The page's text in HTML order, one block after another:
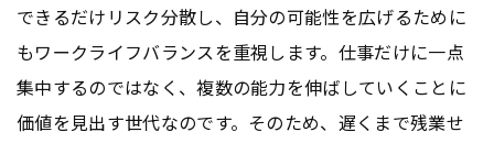
できるだけリスク分散し、自分の可能性を広げるために
もワークライフバランスを重視します。仕事だけに一点
集中するのではなく、複数の能力を伸ばしていくことに
価値を見出す世代なのです。そのため、遅くまで残業せ